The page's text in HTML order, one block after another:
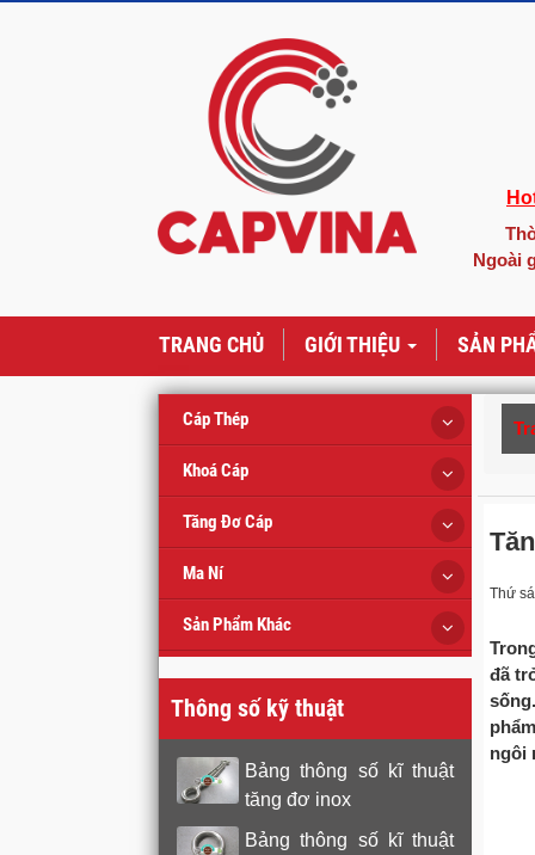
Ngoài
TRANG CHỦ GIỚI THIỆU SẢN
Thứ
đã
ngôi
Cáp Thép
Khoá Cáp
Tăng Đơ Cáp
Ma Ní
Sản Phẩm Khác
Thông số kỹ thuật
Bảng thông số kĩ thuật
tăng đơ inox
Bảng thông số kĩ thuật